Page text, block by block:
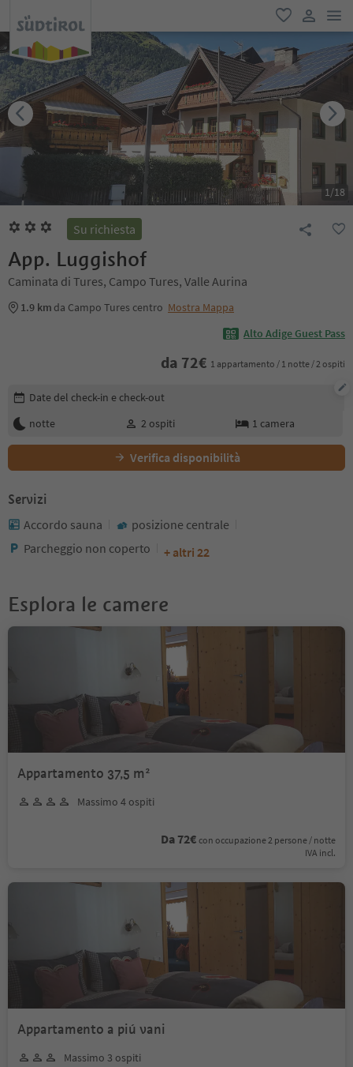
favoriti
user link
1/18
Su richiesta
App. Luggishof
Caminata di Tures, Campo Tures, Valle Aurina
1.9 km da Campo Tures centro Mostra Mappa
Alto Adige Guest Pass
da 72€ 1 appartamento / 1 notte / 2 ospiti
Modifica i dettagli della prenotazione
Date del check-in e check-out
notte
2 ospiti 1 camera
Verifica disponibilità
Servizi
Accordo sauna
posizione centrale
Parcheggio non coperto
+ altri 22
Esplora le camere
Appartamento 37,5 m²
Massimo 4 ospiti
Da 72€ con occupazione 2 persone / notte
IVA incl.
Appartamento a piú vani
Massimo 3 ospiti